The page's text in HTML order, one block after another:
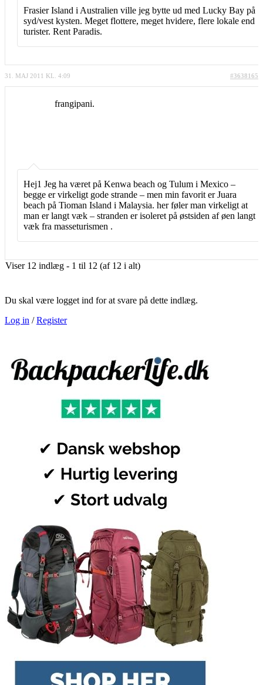
Frasier Island i Australien ville jeg bytte ud med Lucky Bay på
syd/vest kysten. Meget flottere, meget hvidere, flere lokale end
turister. Rent Paradis.
31. MAJ 2011 KL. 4:09 #3638165
frangipani.
Hej1 Jeg ha været på Kenwa beach og Tulum i Mexico –
begge er virkeligt gode strande – men min favorit er Juara
beach på Tioman Island i Malaysia. her føler man virkeligt at
man er langt væk – stranden er isoleret på østsiden af øen langt
væk fra masseturismen .
Viser 12 indlæg - 1 til 12 (af 12 i alt)
Du skal være logget ind for at svare på dette indlæg.
Log in /Register